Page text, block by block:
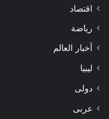
اقتصاد
رياضة
أخبار العالم
ليبيا
دولى
عربى